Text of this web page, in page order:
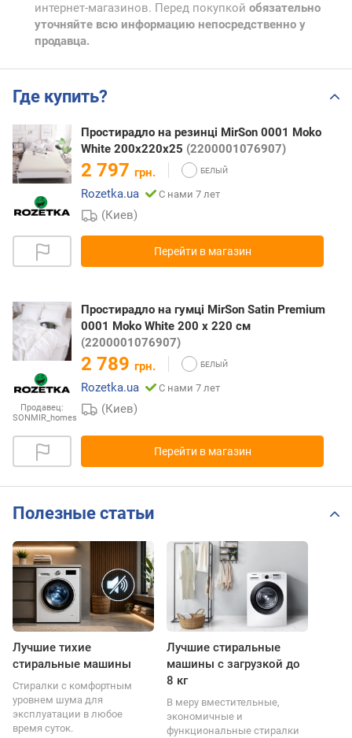
интернет-магазинов. Перед покупкой обязательно
уточняйте всю информацию непосредственно у
продавца.
Где купить?
Простирадло на резинці MirSon 0001 Moko
White 200х220х25 (2200001076907)
2 797 грн.
Rozetka.ua
С нами 7 лет
(Киев)
Перейти в магазин
Продавец:
SONMIR_homes
Простирадло на гумці MirSon Satin Premium
0001 Moko White 200 х 220 см
(2200001076907)
2 789 грн.
Rozetka.ua
С нами 7 лет
(Киев)
Перейти в магазин
Полезные статьи
Лучшие тихие
стиральные машины
Стиралки с комфортным
уровнем шума для
эксплуатации в любое
время суток.
Лучшие стиральные
машины с загрузкой до
8 кг
В меру вместительные,
экономичные и
функциональные стиралки